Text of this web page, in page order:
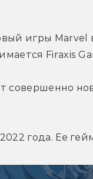
игры Marvel
Firaxis
совершенно
года. Ее